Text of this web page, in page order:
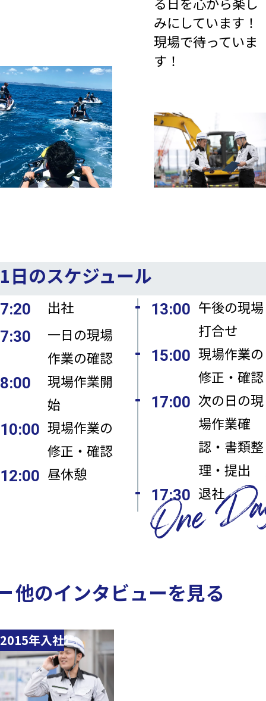
みにしています！
現場で待っていま
す！
1日のスケジュール
7:20 出社
7:30
一日の現場
作業の確認
8:00
現場作業開
始
10:00 現場作業の
修正・確認
12:00 昼休憩
13:00 午後の現場
打合せ
15:00 現場作業の
修正・確認
17:00 次の日の現
場作業確
認・書類整
理・提出
17:30 退社
他のインタビューを見る
2015年入社